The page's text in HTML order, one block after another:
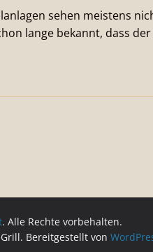
sehen meistens
lange bekannt, dass
. Alle Rechte vorbehalten.
Bereitgestellt von